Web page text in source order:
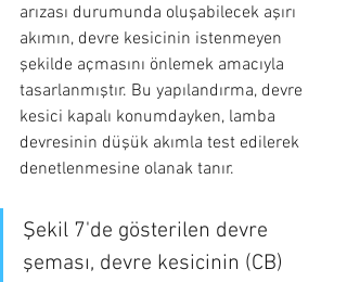
arızası durumunda oluşabilecek aşırı
akımın, devre kesicinin istenmeyen
şekilde açmasını önlemek amacıyla
tasarlanmıştır. Bu yapılandırma, devre
kesici kapalı konumdayken, lamba
devresinin düşük akımla test edilerek
denetlenmesine olanak tanır.
Şekil 7'de gösterilen devre
şeması, devre kesicinin (CB)